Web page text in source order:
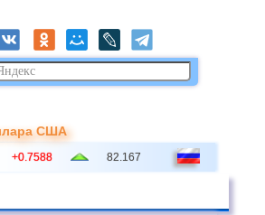
США
+0.7588 82.167